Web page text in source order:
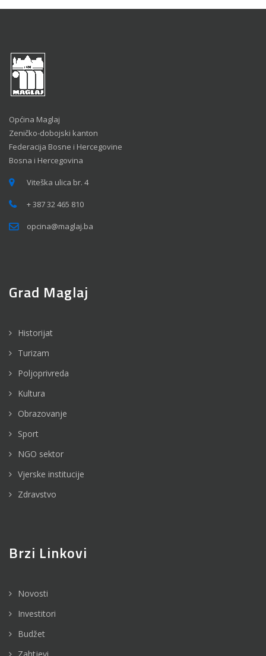
Općina Maglaj
Zeničko-dobojski kanton
Federacija Bosne i Hercegovine
Bosna i Hercegovina
Viteška ulica br. 4
+ 387 32 465 810
opcina@maglaj.ba
Grad Maglaj
Historijat
Turizam
Poljoprivreda
Kultura
Obrazovanje
Sport
NGO sektor
Vjerske institucije
Zdravstvo
Brzi Linkovi
Novosti
Investitori
Budžet